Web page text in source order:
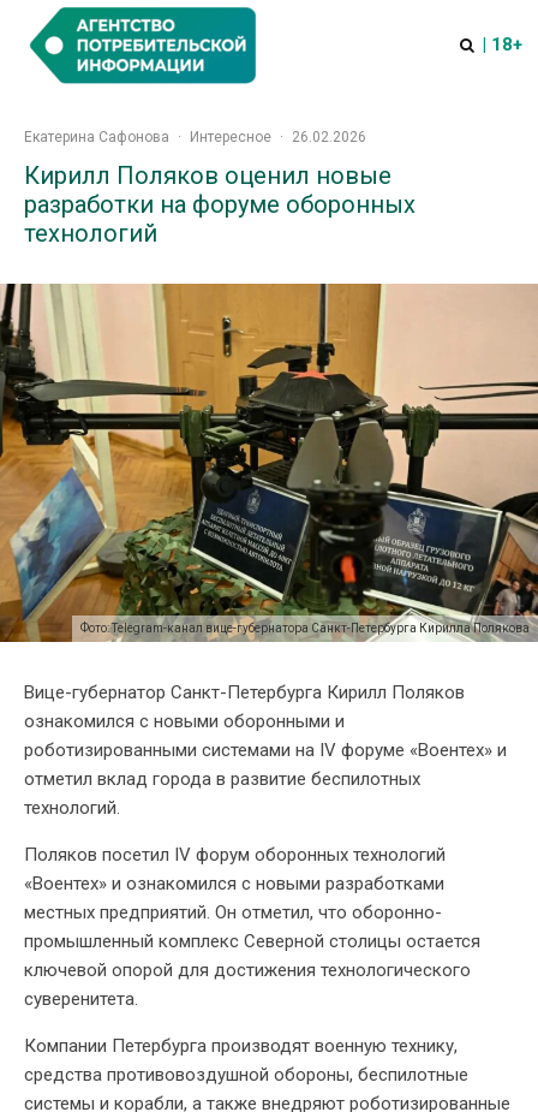
| 18+
Екатерина Сафонова · Интересное · 26.02.2026
Кирилл Поляков оценил новые
разработки на форуме оборонных
технологий
Фото: Telegram-канал вице-губернатора Санкт-Петербурга Кирилла Полякова
Вице-губернатор Санкт-Петербурга Кирилл Поляков
ознакомился с новыми оборонными и
роботизированными системами на IV форуме «Воентех» и
отметил вклад города в развитие беспилотных
технологий.
Поляков посетил IV форум оборонных технологий
«Воентех» и ознакомился с новыми разработками
местных предприятий. Он отметил, что оборонно-
промышленный комплекс Северной столицы остается
ключевой опорой для достижения технологического
суверенитета.
Компании Петербурга производят военную технику,
средства противовоздушной обороны, беспилотные
системы и корабли, а также внедряют роботизированные